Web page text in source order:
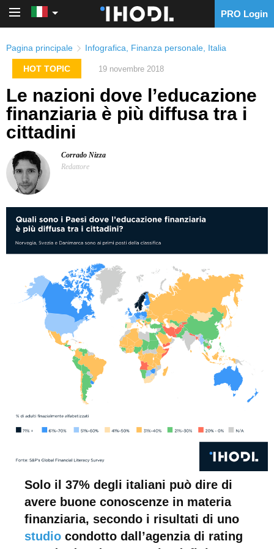
PRO Login
Pagina principale Infografica Finanza personale Italia
HOT TOPIC 19 novembre 2018
Le nazioni dove l’educazione
finanziaria è più diffusa tra i
cittadini
Corrado Nizza
Redattore
Solo il 37% degli italiani può dire di
avere buone conoscenze in materia
finanziaria, secondo i risultati di uno
studio condotto dall’agenzia di rating